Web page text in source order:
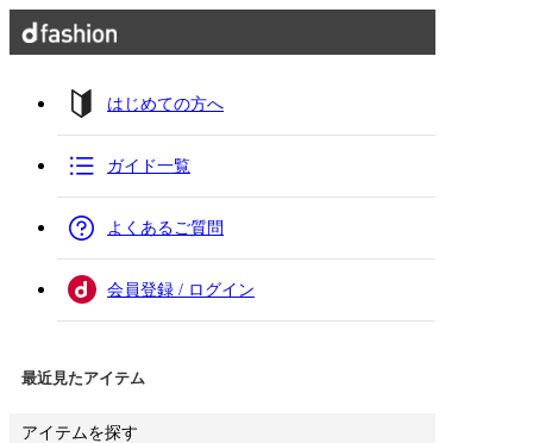
はじめての方へ
ガイド一覧
よくあるご質問
会員登録 / ログイン
最近見たアイテム
アイテムを探す